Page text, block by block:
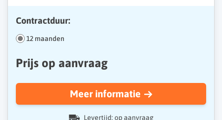
Contractduur:
12 maanden
Prijs op aanvraag
Meer informatie
Levertijd: op aanvraag